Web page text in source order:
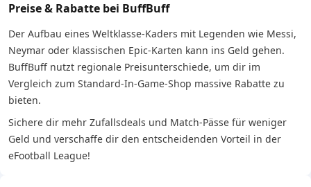
Preise & Rabatte bei BuffBuff
Der Aufbau eines Weltklasse-Kaders mit Legenden wie Messi,
Neymar oder klassischen Epic-Karten kann ins Geld gehen.
BuffBuff nutzt regionale Preisunterschiede, um dir im
Vergleich zum Standard-In-Game-Shop massive Rabatte zu
bieten.
Sichere dir mehr Zufallsdeals und Match-Pässe für weniger
Geld und verschaffe dir den entscheidenden Vorteil in der
eFootball League!